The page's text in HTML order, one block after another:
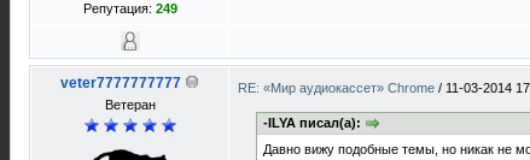
Репутация: 249
veter7777777777
Ветеран
RE: «Мир аудиокассет» Chrome / 11-03-2014
-ILYA писал(а):
Давно вижу подобные темы, но никак не